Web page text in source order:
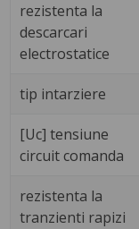
rezistenta la
descarcari
electrostatice
tip intarziere
[Uc] tensiune
circuit comanda
rezistenta la
tranzienti rapizi